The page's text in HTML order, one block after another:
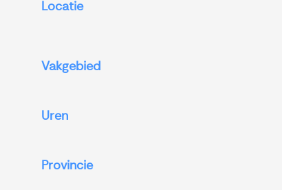
Locatie
Vakgebied
Uren
Provincie